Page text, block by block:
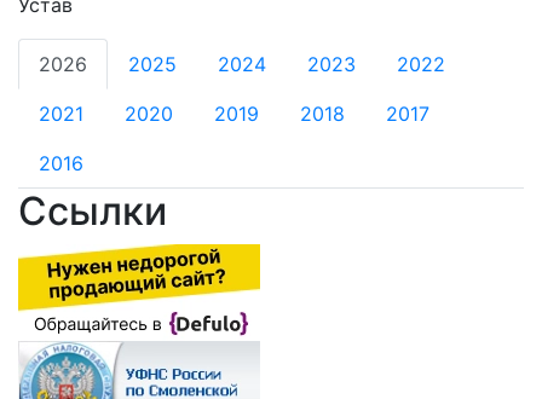
Устав
2026 2025 2024 2023 2022
2021 2020 2019 2018 2017
2016
Ссылки